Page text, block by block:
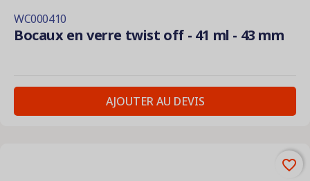
WC000410
Bocaux en verre twist off - 41 ml - 43 mm
AJOUTER AU DEVIS
favorite_border